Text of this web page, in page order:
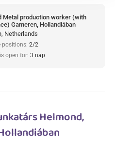
Metal production worker (with
Gameren, Hollandiában
Netherlands
positions: 2/2
open for: 3 nap
Helmond,